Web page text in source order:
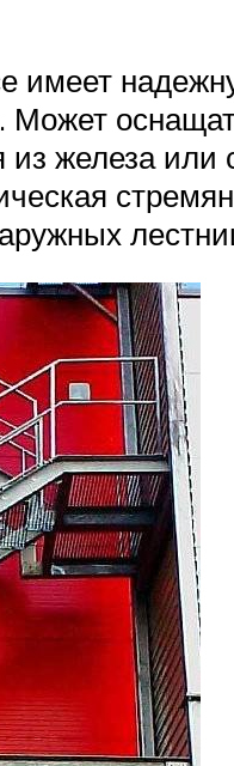
имеет
железа